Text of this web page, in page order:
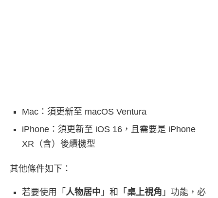
Mac：須更新至 macOS Ventura
iPhone：須更新至 iOS 16，且需要是 iPhone
XR（含）後續機型
其他條件如下：
若要使用「 人物居中 」和「 桌上視角 」功能，必